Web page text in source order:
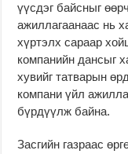
үүсдэг байсныг
ажиллагаанаас нь
хүртэлх сараар
компанийн дансыг
хувийг татварын
компани үйл
бүрдүүлж байна.
Засгийн газраас